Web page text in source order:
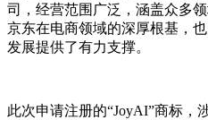
司，经营范围广泛，涵盖众多
京东在电商领域的深厚根基，
发展提供了有力支撑。
此次申请注册的“JoyAI”商标，